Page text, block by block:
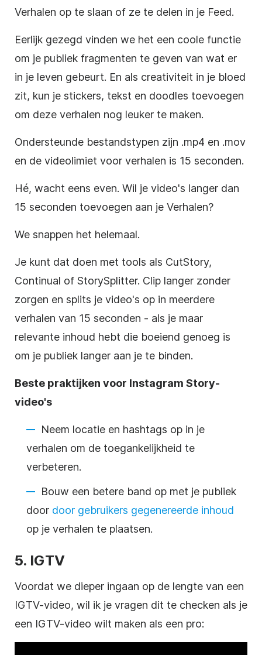
Verhalen op te slaan of ze te delen in je Feed.
Eerlijk gezegd vinden we het een coole functie
om je publiek fragmenten te geven van wat er
in je leven gebeurt. En als creativiteit in je bloed
zit, kun je stickers, tekst en doodles toevoegen
om deze verhalen nog leuker te maken.
Ondersteunde bestandstypen zijn .mp4 en .mov
en de videolimiet voor verhalen is 15 seconden.
Hé, wacht eens even. Wil je video's langer dan
15 seconden toevoegen aan je Verhalen?
We snappen het helemaal.
Je kunt dat doen met tools als CutStory,
Continual of StorySplitter. Clip langer zonder
zorgen en splits je video's op in meerdere
verhalen van 15 seconden - als je maar
relevante inhoud hebt die boeiend genoeg is
om je publiek langer aan je te binden.
Beste praktijken voor Instagram Story-
video's
Neem locatie en hashtags op in je
verhalen om de toegankelijkheid te
verbeteren.
Bouw een betere band op met je publiek
door door gebruikers gegenereerde inhoud
op je verhalen te plaatsen.
5. IGTV
Voordat we dieper ingaan op de lengte van een
IGTV-video, wil ik je vragen dit te checken als je
een IGTV-video wilt maken als een pro: